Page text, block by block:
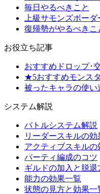
毎日やるべきこと
上級サモンズボー
復帰勢がやるべきこ
お役立ち記事
おすすめドロップ･
★5おすすめモンス
被ったキャラの使い
システム解説
バトルシステム解説
リーダースキルの効
アクティブスキルの
パーティ編成のコツ
ギルドの加入と脱退
能力の効果一覧
状態の見方と効果一